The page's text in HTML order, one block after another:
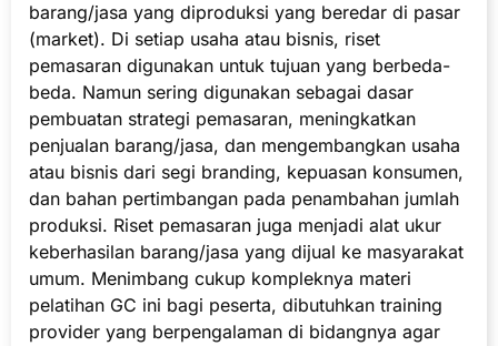
barang/jasa yang diproduksi yang beredar di pasar
(market). Di setiap usaha atau bisnis, riset
pemasaran digunakan untuk tujuan yang berbeda-
beda. Namun sering digunakan sebagai dasar
pembuatan strategi pemasaran, meningkatkan
penjualan barang/jasa, dan mengembangkan usaha
atau bisnis dari segi branding, kepuasan konsumen,
dan bahan pertimbangan pada penambahan jumlah
produksi. Riset pemasaran juga menjadi alat ukur
keberhasilan barang/jasa yang dijual ke masyarakat
umum. Menimbang cukup kompleknya materi
pelatihan GC ini bagi peserta, dibutuhkan training
provider yang berpengalaman di bidangnya agar